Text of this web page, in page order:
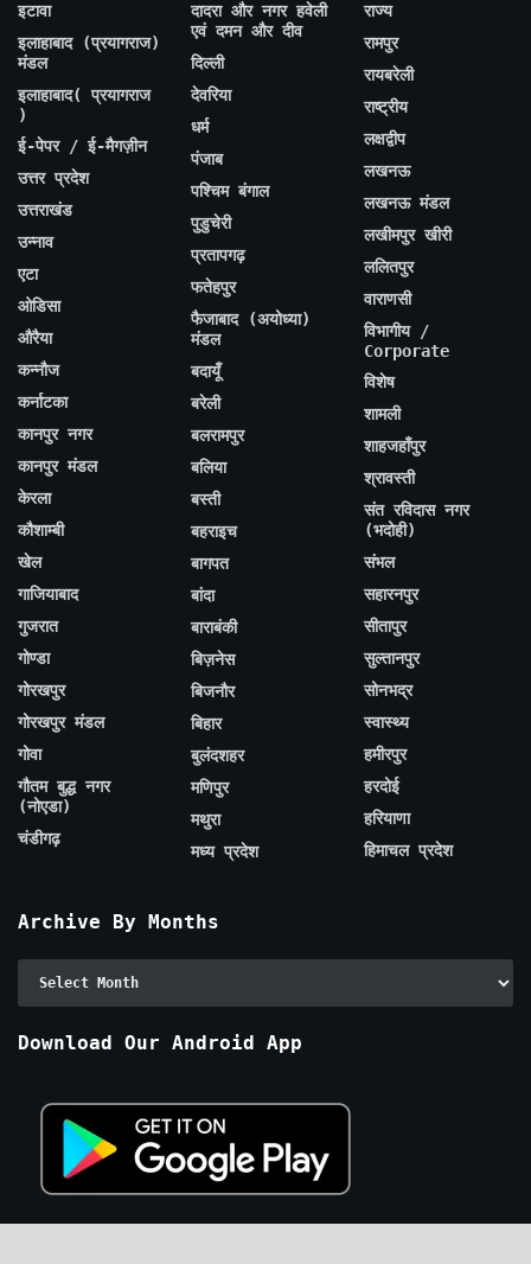
इटावा
इलाहाबाद (प्रयागराज)
मंडल
इलाहाबाद( प्रयागराज
)
ई-पेपर / ई-मैगज़ीन
उत्तर प्रदेश
उत्तराखंड
उन्नाव
एटा
ओडिसा
औरैया
कन्नौज
कर्नाटका
कानपुर नगर
कानपुर मंडल
केरला
कौशाम्बी
खेल
गाजियाबाद
गुजरात
गोण्डा
गोरखपुर
गोरखपुर मंडल
गोवा
गौतम बुद्ध नगर
(नोएडा)
चंडीगढ़
दादरा और नगर हवेली
एवं दमन और दीव
दिल्ली
देवरिया
धर्म
पंजाब
पश्चिम बंगाल
पुडुचेरी
प्रतापगढ़
फतेहपुर
फैजाबाद (अयोध्या)
मंडल
बदायूँ
बरेली
बलरामपुर
बलिया
बस्ती
बहराइच
बागपत
बांदा
बाराबंकी
बिज़नेस
बिजनौर
बिहार
बुलंदशहर
मणिपुर
मथुरा
मध्य प्रदेश
राज्य
रामपुर
रायबरेली
राष्ट्रीय
लक्षद्वीप
लखनऊ
लखनऊ मंडल
लखीमपुर खीरी
ललितपुर
वाराणसी
विभागीय /
Corporate
विशेष
शामली
शाहजहाँपुर
श्रावस्ती
संत रविदास नगर
(भदोही)
संभल
सहारनपुर
सीतापुर
सुल्तानपुर
सोनभद्र
स्वास्थ्य
हमीरपुर
हरदोई
हरियाणा
हिमाचल प्रदेश
Archive By Months
Archive
Download Our Android App